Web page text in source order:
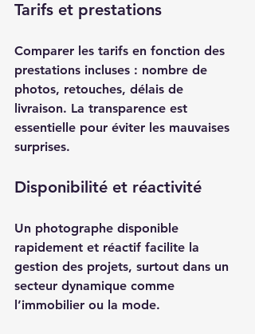
Tarifs et prestations
Comparer les tarifs en fonction des
prestations incluses : nombre de
photos, retouches, délais de
livraison. La transparence est
essentielle pour éviter les mauvaises
surprises.
Disponibilité et réactivité
Un photographe disponible
rapidement et réactif facilite la
gestion des projets, surtout dans un
secteur dynamique comme
l’immobilier ou la mode.